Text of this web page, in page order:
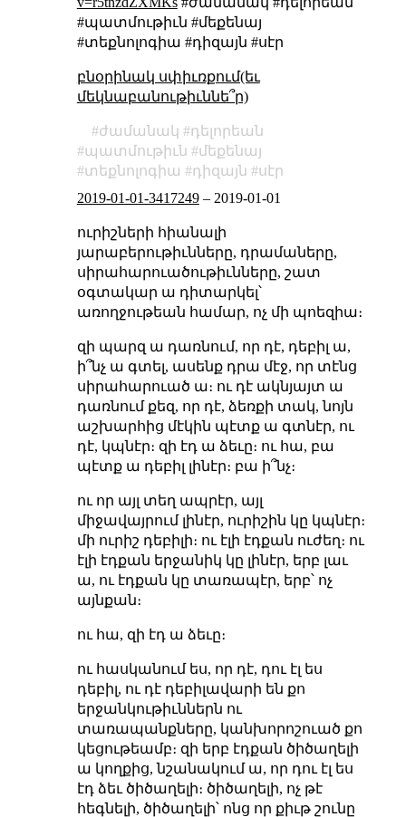
#պատմութիւն #մեքենայ
#տեքնոլոգիա #դիզայն #սէր
բնօրինակ սփիւռքում(եւ
մեկնաբանութիւննե՞ր)
ժամանակ
դելորեան
պատմութիւն
մեքենայ
տեքնոլոգիա
դիզայն
սէր
2019-01-01-3417249– 2019-01-01
ուրիշների հիանալի
յարաբերութիւնները, դրամաները,
սիրահարուածութիւնները, շատ
օգտակար ա դիտարկել՝
առողջութեան համար, ոչ մի պոեզիա։
զի պարզ ա դառնում, որ դէ, դեբիլ ա,
ի՞նչ ա գտել, ասենք դրա մէջ, որ տէնց
սիրահարուած ա։ ու դէ ակնյայտ ա
դառնում քեզ, որ դէ, ձեռքի տակ, նոյն
աշխարհից մէկին պէտք ա գտնէր, ու
դէ, կպնէր։ զի էդ ա ձեւը։ ու հա, բա
պէտք ա դեբիլ լինէր։ բա ի՞նչ։
ու որ այլ տեղ ապրէր, այլ
միջավայրում լինէր, ուրիշին կը կպնէր։
մի ուրիշ դեբիլի։ ու էլի էդքան ուժեղ։ ու
էլի էդքան երջանիկ կը լինէր, երբ լաւ
ա, ու էդքան կը տառապէր, երբ՝ ոչ
այնքան։
ու հա, զի էդ ա ձեւը։
ու հասկանում ես, որ դէ, դու էլ ես
դեբիլ, ու դէ դեբիլավարի են քո
երջանկութիւններն ու
տառապանքները, կանխորոշուած քո
կեցութեամբ։ զի երբ էդքան ծիծաղելի
ա կողքից, նշանակում ա, որ դու էլ ես
էդ ձեւ ծիծաղելի։ ծիծաղելի, ոչ թէ
հեգնելի, ծիծաղելի՝ ոնց որ քիւթ շունը